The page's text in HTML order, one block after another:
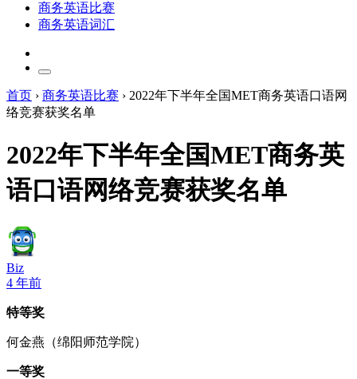
商务英语比赛
商务英语词汇
首页 › 商务英语比赛 › 2022年下半年全国MET商务英语口语网
络竞赛获奖名单
2022年下半年全国MET商务英
语口语网络竞赛获奖名单
Biz
4 年前
特等奖
何金燕（绵阳师范学院）
一等奖